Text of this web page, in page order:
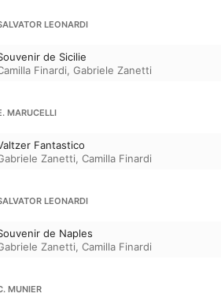
LEONARDI
de Sicilie
Finardi, Gabriele Zanetti
MARUCELLI
Fantastico
Zanetti, Camilla Finardi
LEONARDI
de Naples
Zanetti, Camilla Finardi
MUNIER